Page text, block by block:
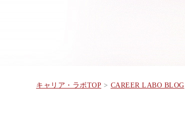
キャリア・ラボTOP CAREER LABO BLOG